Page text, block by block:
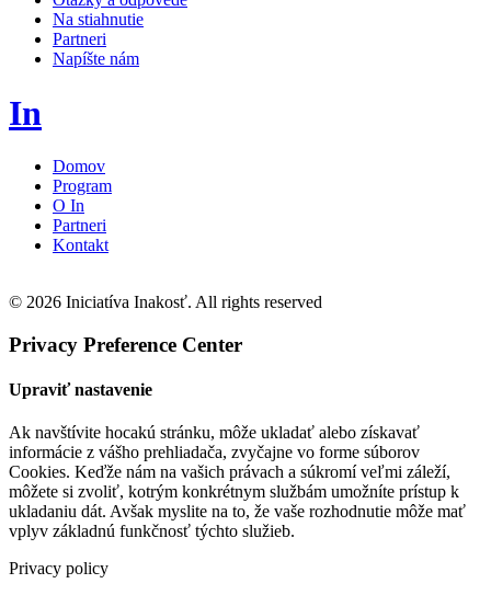
Na stiahnutie
Partneri
Napíšte nám
In
Domov
Program
O In
Partneri
Kontakt
© 2026 Iniciatíva Inakosť. All rights reserved
Privacy Preference Center
Upraviť nastavenie
Ak navštívite hocakú stránku, môže ukladať alebo získavať
informácie z vášho prehliadača, zvyčajne vo forme súborov
Cookies. Keďže nám na vašich právach a súkromí veľmi záleží,
môžete si zvoliť, kotrým konkrétnym službám umožníte prístup k
ukladaniu dát. Avšak myslite na to, že vaše rozhodnutie môže mať
vplyv základnú funkčnosť týchto služieb.
Privacy policy